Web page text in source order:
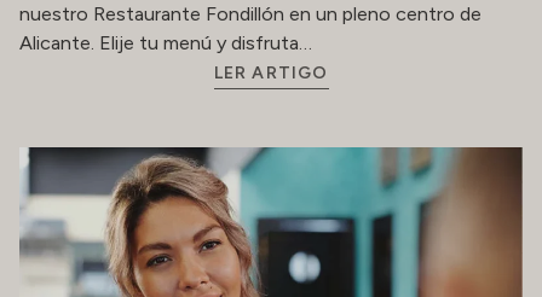
nuestro Restaurante Fondillón en un pleno centro de
Alicante. Elije tu menú y disfruta…
LER ARTIGO